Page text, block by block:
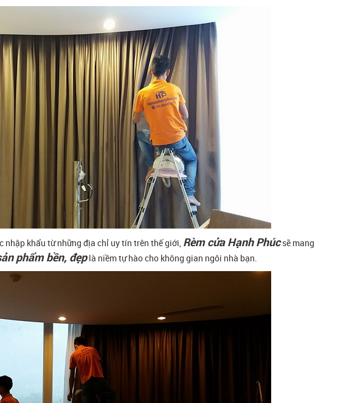
nhập khẩu từ những địa chỉ uy tín trên thế giới, Rèm cửa Hạnh Phúcsẽ mang
phẩm bền, đẹplà niềm tự hào cho không gian ngôi nhà bạn.